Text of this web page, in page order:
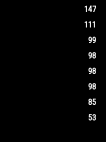
147
111
99
98
98
98
85
53